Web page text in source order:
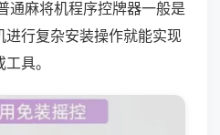
通麻将机程序控牌器一般是
行复杂安装操作就能实现
具。